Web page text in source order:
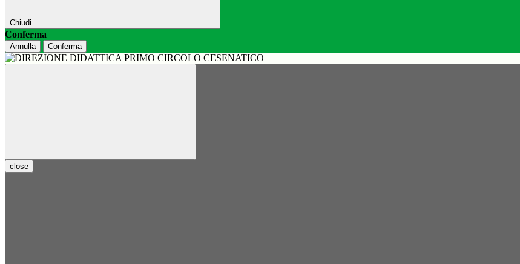
Chiudi
Conferma
Annulla Conferma
close